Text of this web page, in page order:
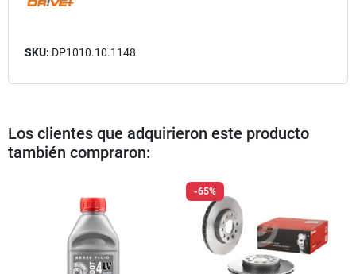
SKU: DP1010.10.1148
Los clientes que adquirieron este producto
también compraron:
-65%